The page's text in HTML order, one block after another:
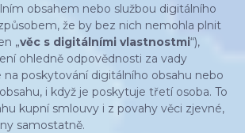
obsahem nebo službou digitálního
že by bez nich nemohla plnit
„věc s digitálními vlastnostmi“),
ohledně odpovědnosti za vady
na poskytování digitálního obsahu nebo
i když je poskytuje třetí osoba. To
kupní smlouvy i z povahy věci zjevné,
samostatně.